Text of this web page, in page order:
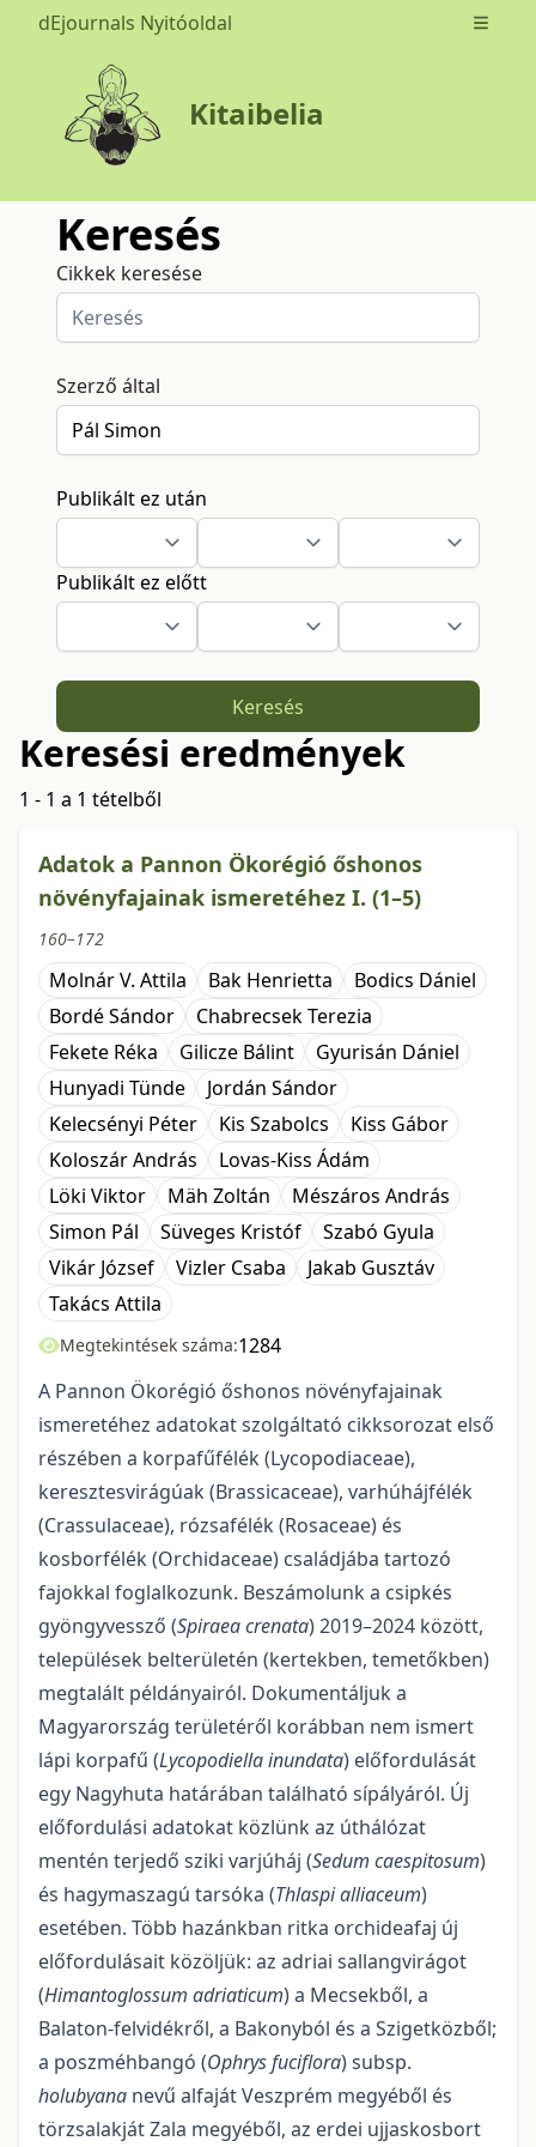
dEjournals Nyitóoldal Open
Kitaibelia
Keresés
Cikkek keresése
Szerző által
Publikált ez után
Publikált ez előtt
Keresés
Keresési eredmények
1 - 1 a 1 tételből
Adatok a Pannon Ökorégió őshonos
növényfajainak ismeretéhez I. (1–5)
160–172
Molnár V. Attila Bak Henrietta
Bodics Dániel
Bordé Sándor
Chabrecsek Terezia
Fekete Réka
Gilicze Bálint
Gyurisán Dániel
Hunyadi Tünde
Jordán Sándor
Kelecsényi Péter
Kis Szabolcs
Kiss Gábor
Koloszár András
Lovas-Kiss Ádám
Löki Viktor
Mäh Zoltán
Mészáros András
Simon Pál
Süveges Kristóf
Szabó Gyula
Vikár József
Vizler Csaba
Jakab Gusztáv
Takács Attila
Megtekintések száma:1284
A Pannon Ökorégió őshonos növényfajainak
ismeretéhez adatokat szolgáltató cikkso­rozat első
részében a korpafűfélék (Lycopodiaceae),
keresztesvirágúak (Brassicaceae), varhúhájfélék
(Crassulaceae), rózsafélék (Rosaceae) és
kosborfélék (Orchidaceae) családjába tartozó
fajokkal foglal­kozunk. Beszámolunk a csipkés
gyöngyvessző (Spiraea crenata) 2019–2024 között,
települések belterü­letén (kertekben, temetőkben)
megtalált példányairól. Dokumentáljuk a
Magyarország területéről ko­rábban nem ismert
lápi korpafű (Lycopodiella inundata) előfordulását
egy Nagyhuta határában találha­tó sípályáról. Új
előfordulási adatokat közlünk az úthálózat
mentén terjedő sziki varjúháj (Sedum caespi­tosum)
és hagymaszagú tarsóka (Thlaspi alliaceum)
esetében. Több hazánkban ritka orchideafaj új
előfordulásait közöljük: az adriai sallangvirágot
(Himantoglossum adriaticum) a Mecsekből, a
Balaton-felvidékről, a Bakonyból és a Szigetközből;
a poszméhbangó (Ophrys fuciflora) subsp.
holubyana nevű alfaját Veszprém megyéből és
törzsalakját Zala megyéből, az erdei ujjaskosbort